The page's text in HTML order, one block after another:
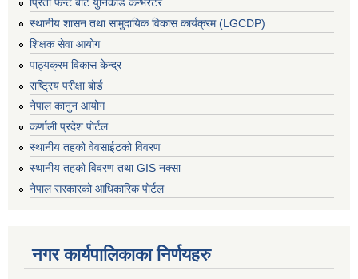
प्रिती फन्ट बाट युनिकोड कन्भर्रटर
स्थानीय शासन तथा सामुदायिक विकास कार्यक्रम (LGCDP)
शिक्षक सेवा आयोग
पाठ्यक्रम विकास केन्द्र
राष्ट्रिय परीक्षा बोर्ड
नेपाल कानुन आयोग
कर्णाली प्रदेश पोर्टल
स्थानीय तहको वेवसाईटको विवरण
स्थानीय तहको विवरण तथा GIS नक्सा
नेपाल सरकारको आधिकारिक पोर्टल
नगर कार्यपालिकाका निर्णयहरु